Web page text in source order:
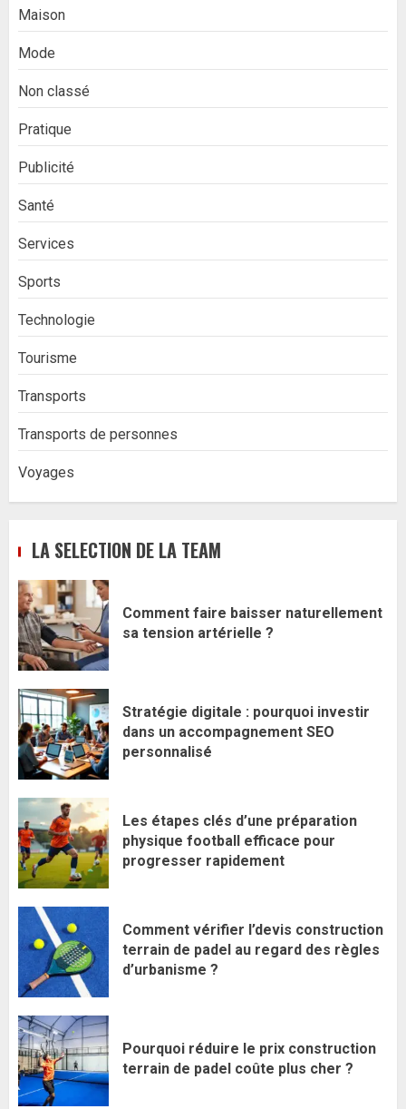
Maison
Mode
Non classé
Pratique
Publicité
Santé
Services
Sports
Technologie
Tourisme
Transports
Transports de personnes
Voyages
LA SELECTION DE LA TEAM
Comment faire baisser naturellement
sa tension artérielle ?
Stratégie digitale : pourquoi investir
dans un accompagnement SEO
personnalisé
Les étapes clés d’une préparation
physique football efficace pour
progresser rapidement
Comment vérifier l’devis construction
terrain de padel au regard des règles
d’urbanisme ?
Pourquoi réduire le prix construction
terrain de padel coûte plus cher ?